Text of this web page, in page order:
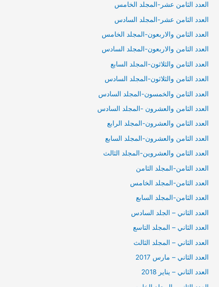
العدد الثامن عشر-المجلد الخامس
العدد الثامن عشر-المجلد السادس
العدد الثامن والاربعون-المجلد الخامس
العدد الثامن والاربعون-المجلد السادس
العدد الثامن والثلاثون-المجلد السابع
العدد الثامن والثلاثون-المجلد السادس
العدد الثامن والخمسون-المجلد السادس
العدد الثامن والعشرون -المجلد السادس
العدد الثامن والعشرون-المجلد الرابع
العدد الثامن والعشرون-المجلد السابع
العدد الثامن والعشروين-المجلد الثالث
العدد الثامن-المجلد الثامن
العدد الثامن-المجلد الخامس
العدد الثامن-المجلد السابع
العدد الثاني – الجلد السادس
العدد الثاني – المجلد التاسع
العدد الثاني – المجلد الثالث
العدد الثاني – مارس 2017
العدد الثاني – يناير 2018